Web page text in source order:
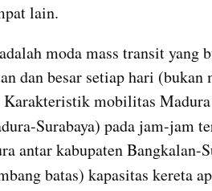
lain.
moda mass transit yang
dan besar setiap hari (bukan
Karakteristik mobilitas
Surabaya) pada jam-jam
antar kabupaten Bangkalan-
batas) kapasitas kereta